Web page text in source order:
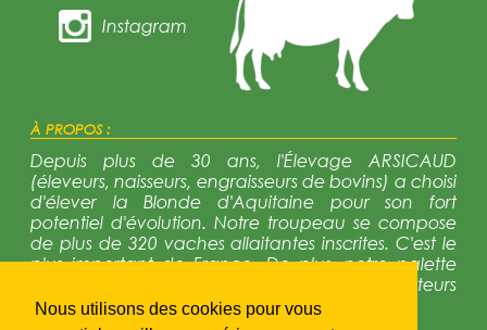
Nous utilisons des cookies pour vous
Instagram
À PROPOS :
Depuis plus de 30 ans, l'Élevage ARSICAUD
(éleveurs, naisseurs, engraisseurs de bovins) a choisi
d'élever la Blonde d'Aquitaine pour son fort
potentiel d'évolution. Notre troupeau se compose
de plus de 320 vaches allaitantes inscrites. C'est le
plus important de France. De plus, notre palette
génétique est trés diversifiée avec 12 reproducteurs
en activité régulièrement renouvelés.